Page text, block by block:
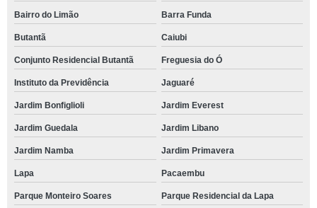
Bairro do Limão Barra Funda
Butantã Caiubi
Conjunto Residencial Butantã Freguesia do Ó
Instituto da Previdência Jaguaré
Jardim Bonfiglioli Jardim Everest
Jardim Guedala Jardim Libano
Jardim Namba Jardim Primavera
Lapa Pacaembu
Parque Monteiro Soares Parque Residencial da Lapa